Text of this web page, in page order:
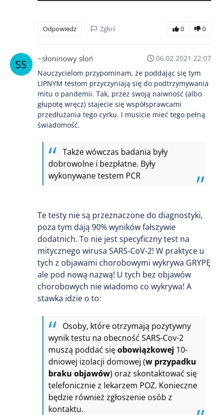
Odpowiedz Zgłoś 0 0
~słoninowy słoń
06.02.2021 22:07
Nauczycielom przypominam, że poddając się tym
LIPNYM testom przyczyniają się do podtrzymywania
mitu o pandemii. Tak, przez swoją naiwność (albo
głupotę wręcz) stajecie się współsprawcami
przedłużania tego cyrku. I musicie mieć tego pełną
świadomość.
Także wówczas badania były
dobrowolne i bezpłatne. Były
wykonywane testem PCR
Te testy nie są przeznaczone do diagnostyki,
poza tym dają 90% wyników fałszywie
dodatnich. To nie jest specyficzny test na
mitycznego wirusa SARS-CoV-2! W praktyce u
tych z objawami chorobowymi wykrywa GRYPĘ
ale pod nową nazwą! U tych bez objawów
chorobowych nie wiadomo co wykrywa! A
stawka idzie o to:
Osoby, które otrzymają pozytywny
wynik testu na obecność SARS-Cov-2
muszą poddać sięobowiązkowej 10-
dniowej izolacji domowej (w przypadku
braku objawów) oraz skontaktować się
telefonicznie z lekarzem POZ. Konieczne
będzie również zgłoszenie osób z
kontaktu.